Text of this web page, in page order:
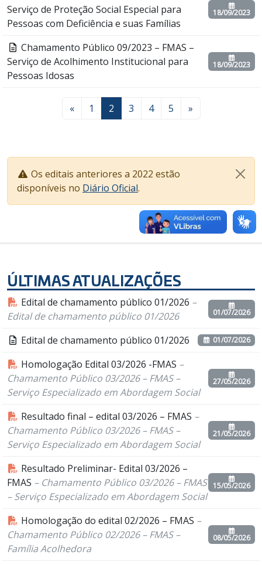
Serviço de Proteção Social Especial para
Pessoas com Deficiência e suas Famílias
18/09/2023
Chamamento Público 09/2023 – FMAS –
Serviço de Acolhimento Institucional para
Pessoas Idosas
18/09/2023
« 1 2 3 4 5 »
Os editais anteriores a 2022 estão
disponíveis no Diário Oficial.
ÚLTIMAS ATUALIZAÇÕES
Edital de chamamento público 01/2026 –
Edital de chamamento público 01/2026
01/07/2026
Edital de chamamento público 01/2026 01/07/2026
Homologação Edital 03/2026 -FMAS –
Chamamento Público 03/2026 – FMAS –
Serviço Especializado em Abordagem Social
27/05/2026
Resultado final – edital 03/2026 – FMAS –
Chamamento Público 03/2026 – FMAS –
Serviço Especializado em Abordagem Social
21/05/2026
Resultado Preliminar- Edital 03/2026 –
FMAS – Chamamento Público 03/2026 – FMAS
– Serviço Especializado em Abordagem Social
15/05/2026
Homologação do edital 02/2026 – FMAS –
Chamamento Público 02/2026 – FMAS –
Família Acolhedora
08/05/2026